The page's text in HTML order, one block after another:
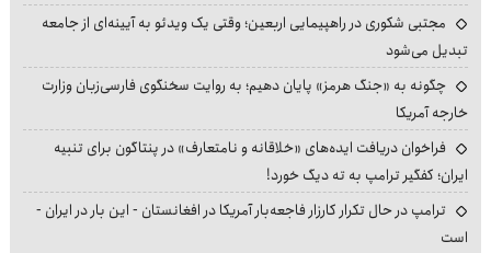
مجتبی شکوری در راهپیمایی اربعین؛ وقتی یک ویدئو به آیینه‌ای از جامعه
تبدیل می‌شود
چگونه به «جنگ هرمز» پایان دهیم؛ به روایت سخنگوی فارسی‌زبان وزارت
خارجه آمریکا
فراخوان دریافت ایده‌های «خلاقانه و نامتعارف» در پنتاگون برای تنبیه
ایران؛ کفگیر ترامپ به ته دیگ خورد!
ترامپ در حال تکرار کارزار فاجعه‌بار آمریکا در افغانستان - این بار در ایران -
است